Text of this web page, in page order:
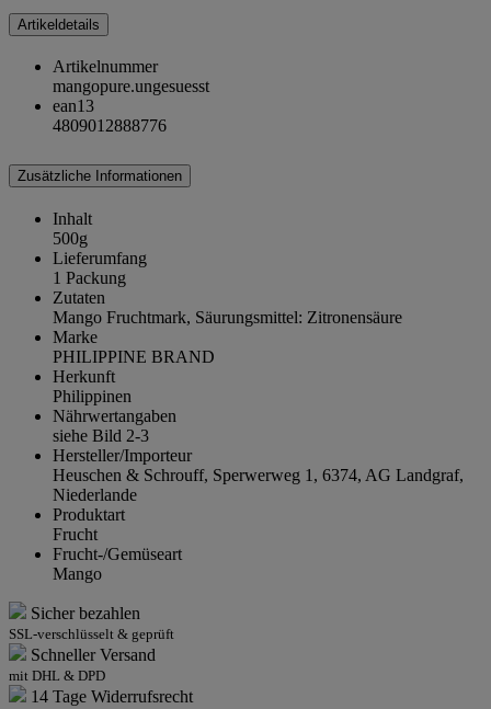
Artikeldetails
Artikelnummer
mangopure.ungesuesst
ean13
4809012888776
Zusätzliche Informationen
Inhalt
500g
Lieferumfang
1 Packung
Zutaten
Mango Fruchtmark, Säurungsmittel: Zitronensäure
Marke
PHILIPPINE BRAND
Herkunft
Philippinen
Nährwertangaben
siehe Bild 2-3
Hersteller/Importeur
Heuschen & Schrouff, Sperwerweg 1, 6374, AG Landgraf,
Niederlande
Produktart
Frucht
Frucht-/Gemüseart
Mango
Sicher bezahlen
SSL-verschlüsselt & geprüft
Schneller Versand
mit DHL & DPD
14 Tage Widerrufsrecht